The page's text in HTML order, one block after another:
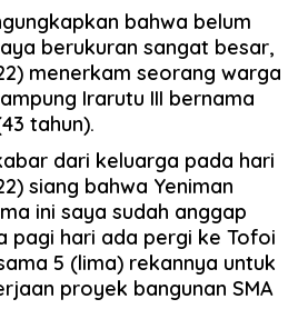
bahwa belum
berukuran sangat besar,
menerkam seorang warga
Irarutu III bernama
tahun).
dari keluarga pada hari
siang bahwa Yeniman
ini saya sudah anggap
pagi hari ada pergi ke Tofoi
5 (lima) rekannya untuk
proyek bangunan SMA